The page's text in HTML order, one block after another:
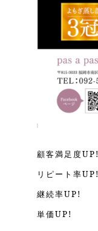
顧客満足度UP!
リピート率UP!
継続率UP!
単価UP!